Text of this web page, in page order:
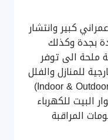
كبير وانتشار
بجدة وكذلك
ملحة الى توفر
للمنازل والفلل
كذلك كاميرات مراقبه للمحلات (Indoor & Outdoor)
البيت للكهرباء
المراقبة